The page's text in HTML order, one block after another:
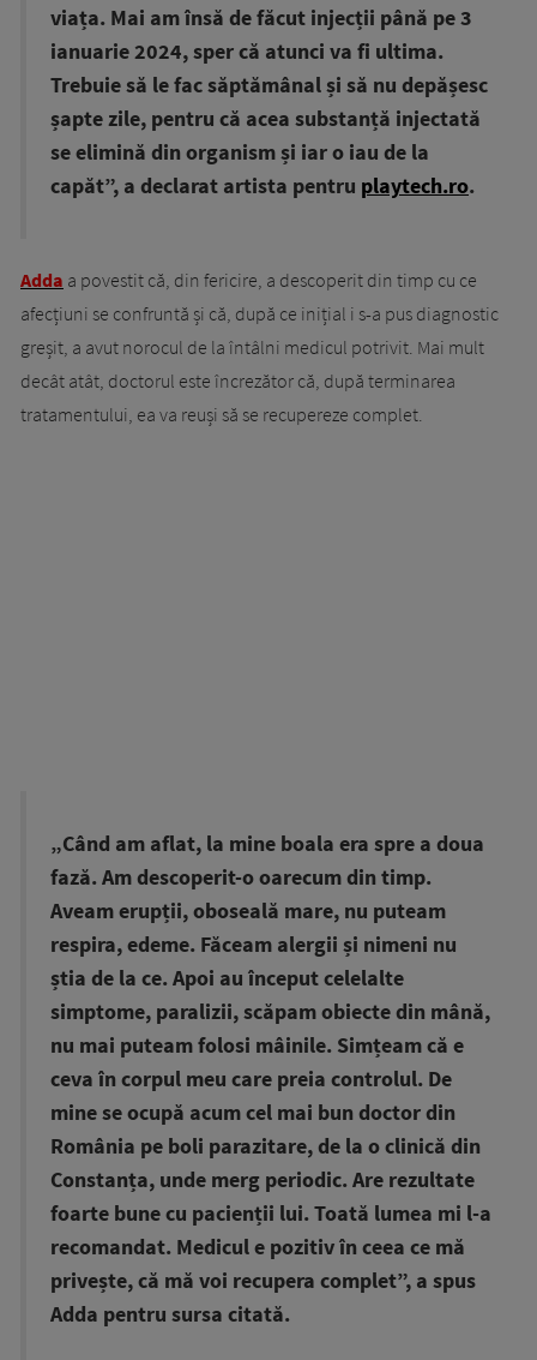
viața. Mai am însă de făcut injecții până pe 3
ianuarie 2024, sper că atunci va fi ultima.
Trebuie să le fac săptămânal și să nu depășesc
șapte zile, pentru că acea substanță injectată
se elimină din organism și iar o iau de la
capăt”, a declarat artista pentru playtech.ro.
Adda a povestit că, din fericire, a descoperit din timp cu ce
afecțiuni se confruntă și că, după ce inițial i s-a pus diagnostic
greșit, a avut norocul de la întâlni medicul potrivit. Mai mult
decât atât, doctorul este încrezător că, după terminarea
tratamentului, ea va reuși să se recupereze complet.
„Când am aflat, la mine boala era spre a doua
fază. Am descoperit-o oarecum din timp.
Aveam erupții, oboseală mare, nu puteam
respira, edeme. Făceam alergii și nimeni nu
știa de la ce. Apoi au început celelalte
simptome, paralizii, scăpam obiecte din mână,
nu mai puteam folosi mâinile. Simțeam că e
ceva în corpul meu care preia controlul. De
mine se ocupă acum cel mai bun doctor din
România pe boli parazitare, de la o clinică din
Constanța, unde merg periodic. Are rezultate
foarte bune cu pacienții lui. Toată lumea mi l-a
recomandat. Medicul e pozitiv în ceea ce mă
privește, că mă voi recupera complet”, a spus
Adda pentru sursa citată.